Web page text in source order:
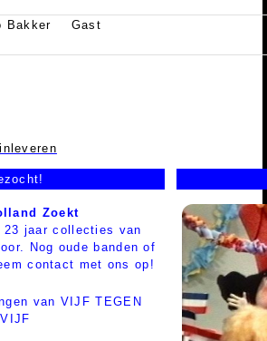
Bakker Gast
Zoekt
jaar collecties van
Nog oude banden of
contact met ons op!
van VIJF TEGEN
VIJF